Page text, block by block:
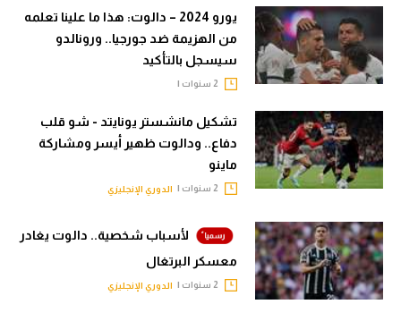
أقسام خاصة
Gamers
ميركاتو
تقرير في الجول
تحليل في الجول
كويز في الجول
فيديو في الجول
يورو 2024 – دالوت: هذا ما علينا تعلمه
من الهزيمة ضد جورجيا.. ورونالدو
سيسجل بالتأكيد
تشكيل مانشستر يونايتد - شو قلب
دفاع.. ودالوت ظهير أيسر ومشاركة
ماينو
الدوري الإنجليزي
لأسباب شخصية.. دالوت يغادر
معسكر البرتغال
الدوري الإنجليزي